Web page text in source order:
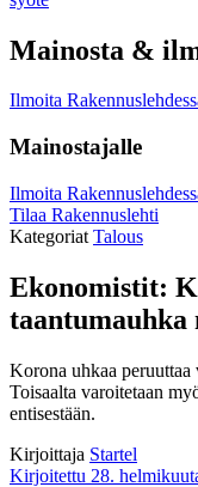
Mainosta &
Ilmoita
Mainostajalle
Ilmoita
Tilaa Rakennuslehti
Kategoriat Talous
Ekonomistit:
taantumauhka
Korona uhkaa
Toisaalta varoitetaan
entisestään.
Kirjoittaja Startel
Kirjoitettu 28.